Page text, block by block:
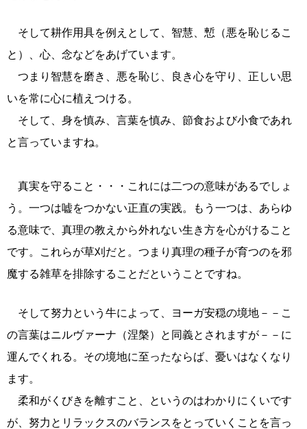
そして耕作用具を例えとして、智慧、慙（悪を恥じるこ
と）、心、念などをあげています。
つまり智慧を磨き、悪を恥じ、良き心を守り、正しい思
いを常に心に植えつける。
そして、身を慎み、言葉を慎み、節食および小食であれ
と言っていますね。
真実を守ること・・・これには二つの意味があるでしょ
う。一つは嘘をつかない正直の実践。もう一つは、あらゆ
る意味で、真理の教えから外れない生き方を心がけること
です。これらが草刈だと。つまり真理の種子が育つのを邪
魔する雑草を排除することだということですね。
そして努力という牛によって、ヨーガ安穏の境地－－こ
の言葉はニルヴァーナ（涅槃）と同義とされますが－－に
運んでくれる。その境地に至ったならば、憂いはなくなり
ます。
柔和がくびきを離すこと、というのはわかりにくいです
が、努力とリラックスのバランスをとっていくことを言っ